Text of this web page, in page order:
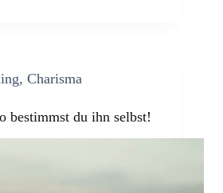
, Charisma
bestimmst du ihn selbst!